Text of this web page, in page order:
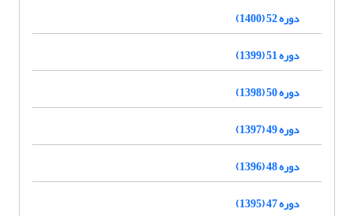
دوره 52 (1400)
دوره 51 (1399)
دوره 50 (1398)
دوره 49 (1397)
دوره 48 (1396)
دوره 47 (1395)